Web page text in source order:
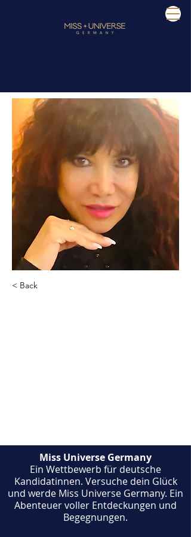
< Back
Miss Universe Germany
Ein Wettbewerb für deutsche
Kandidatinnen. Versuche dein Glück
und werde Miss Universe Germany. Ein
Abenteuer voller Entdeckungen und
Begegnungen.